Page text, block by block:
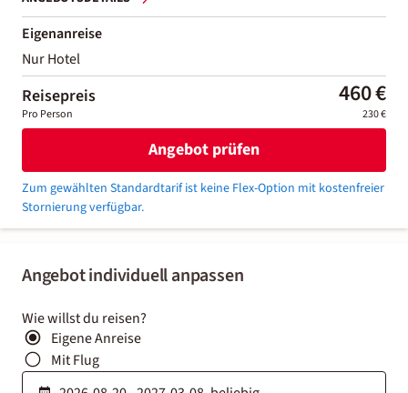
Angebot individuell anpassen
Wie willst du reisen?
Eigene Anreise
Mit Flug
Eigenanreise
Nur Hotel
Reisepreis 460 €
Pro Person 230 €
Angebot prüfen
Zum gewählten Standardtarif ist keine Flex-Option mit kostenfreier
Stornierung verfügbar.